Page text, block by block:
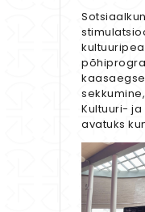
Kultuuri- ja
avatuks